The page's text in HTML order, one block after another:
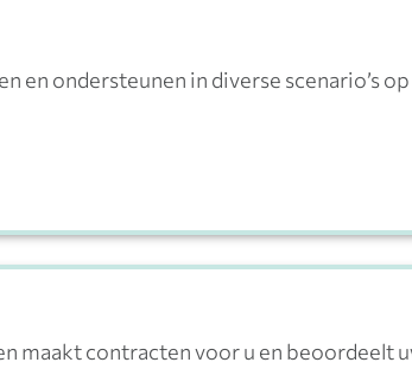
en ondersteunen in diverse scenario’s
maakt contracten voor u en